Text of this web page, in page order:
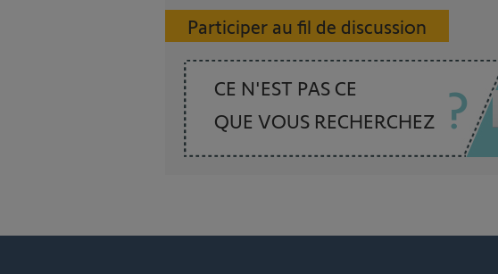
Participer au fil de discussion
CE N'EST PAS CE
QUE VOUS RECHERCHEZ